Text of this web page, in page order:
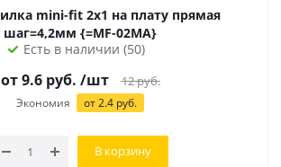
шаг=4,2мм {=MF-02MA}
Есть в наличии (50)
от 9.6 руб. /шт 12руб.
Экономия от 2.4 руб.
В корзину